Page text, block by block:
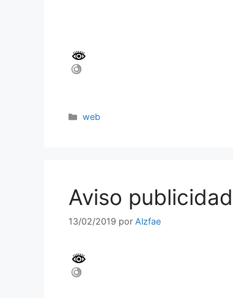
web
Aviso publicidad
13/02/2019 por Alzfae